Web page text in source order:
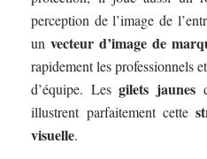
perception de l’image de
unvecteur d’image de
rapidement les professionnels
d’équipe. Lesgilets jaunes
illustrent parfaitement cette
visuelle.